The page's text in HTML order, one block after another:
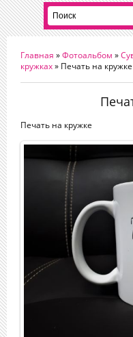
Главная »Фотоальбом »
кружках» Печать на кружке
Печать на кружке